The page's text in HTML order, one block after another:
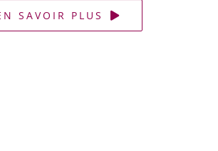
SAVOIR PLUS